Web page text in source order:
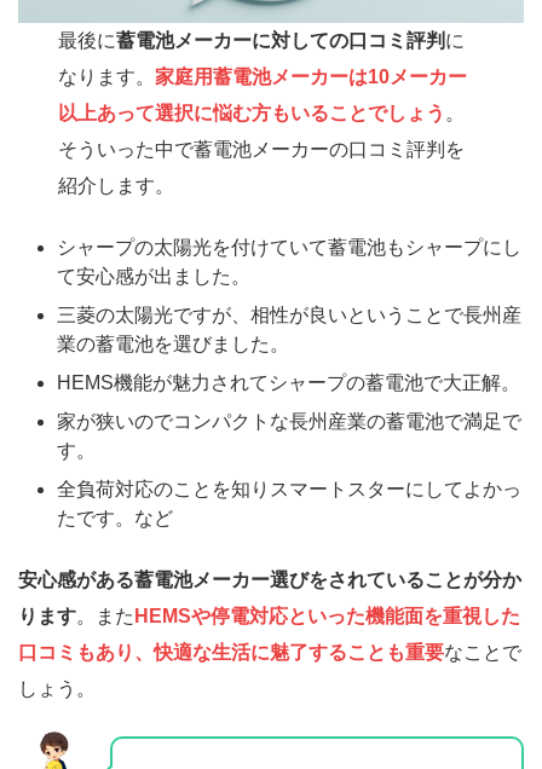
最後に蓄電池メーカーに対しての口コミ評判 に
なります。家庭用蓄電池メーカーは10メーカー
以上あって選択に悩む方もいることでしょう 。
そういった中で蓄電池メーカーの口コミ評判を
紹介します。
シャープの太陽光を付けていて蓄電池もシャープにし
て安心感が出ました。
三菱の太陽光ですが、相性が良いということで長州産
業の蓄電池を選びました。
HEMS機能が魅力されてシャープの蓄電池で大正解。
家が狭いのでコンパクトな長州産業の蓄電池で満足で
す。
全負荷対応のことを知りスマートスターにしてよかっ
たです。など
安心感がある蓄電池メーカー選びをされていることが分か
ります。また HEMSや停電対応といった機能面を重視した
口コミもあり、快適な生活に魅了することも重要なことで
しょう。